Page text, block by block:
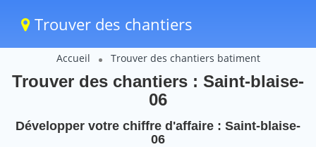
Trouver des chantiers
Accueil Trouver des chantiers batiment
Trouver des chantiers : Saint-blaise-
06
Développer votre chiffre d'affaire : Saint-blaise-
06